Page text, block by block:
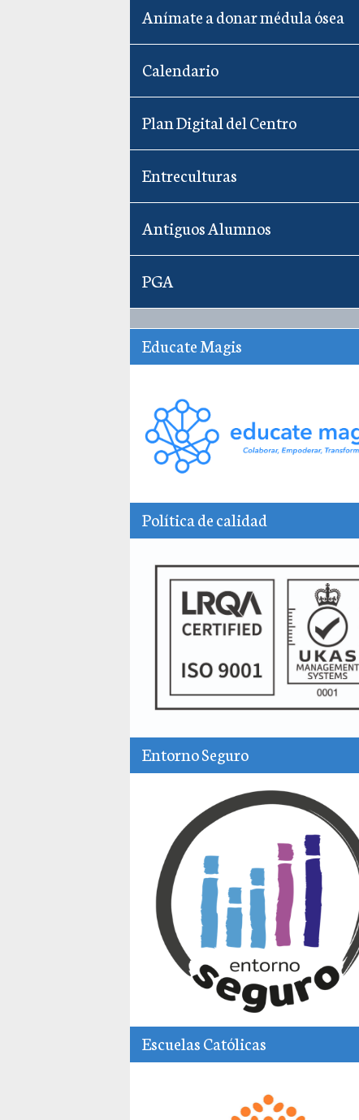
Anímate a donar médula ósea
Calendario
Plan Digital del Centro
Entreculturas
Antiguos Alumnos
PGA
Educate Magis
Política de calidad
Entorno Seguro
Escuelas Católicas